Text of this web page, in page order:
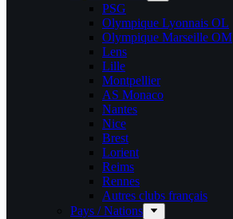
PSG
Olympique Lyonnais OL
Olympique Marseille OM
Lens
Lille
Montpellier
AS Monaco
Nantes
Nice
Brest
Lorient
Reims
Rennes
Autres clubs français
Pays / Nations